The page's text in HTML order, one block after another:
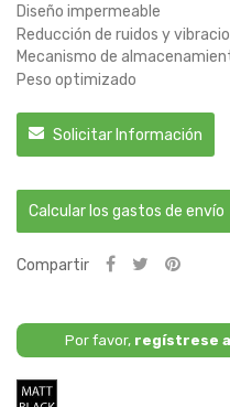
Diseño impermeable
Reducción de ruidos y
Mecanismo de
Peso optimizado
Solicitar Información
Calcular los gastos de envío
Compartir
Por favor, regístrese